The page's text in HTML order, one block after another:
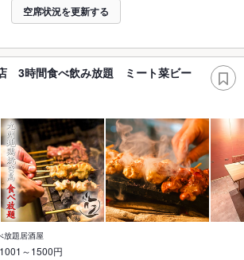
空席状況を更新する
3時間食べ飲み放題 ミート菜ビー
放題居酒屋
1001～1500円